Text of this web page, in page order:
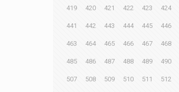
419 420 421 422 423 424
441 442 443 444 445 446
463 464 465 466 467 468
485 486 487 488 489 490
507 508 509 510 511 512